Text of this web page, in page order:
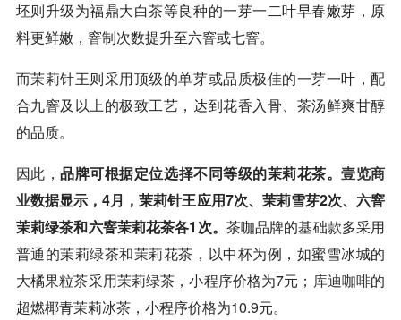
坯则升级为福鼎大白茶等良种的一芽一二叶早春嫩芽，原
料更鲜嫩，窨制次数提升至六窨或七窨。
而茉莉针王则采用顶级的单芽或品质极佳的一芽一叶，配
合九窨及以上的极致工艺，达到花香入骨、茶汤鲜爽甘醇
的品质。
因此，品牌可根据定位选择不同等级的茉莉花茶。壹览商
业数据显示，4月，茉莉针王应用7次、茉莉雪芽2次、六窨
茉莉绿茶和六窨茉莉花茶各1次。 茶咖品牌的基础款多采用
普通的茉莉绿茶和茉莉花茶，以中杯为例，如蜜雪冰城的
大橘果粒茶采用茉莉绿茶，小程序价格为7元； 库迪咖啡的
超燃椰青茉莉冰茶，小程序价格为10.9元。